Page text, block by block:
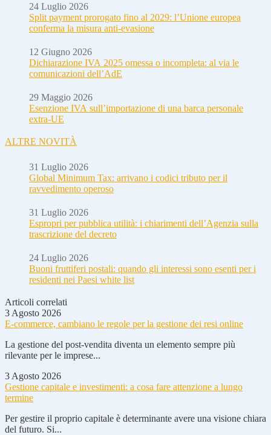
24 Luglio 2026
Split payment prorogato fino al 2029: l’Unione europea
conferma la misura anti-evasione
12 Giugno 2026
Dichiarazione IVA 2025 omessa o incompleta: al via le
comunicazioni dell’AdE
29 Maggio 2026
Esenzione IVA sull’importazione di una barca personale
extra-UE
ALTRE NOVITÀ
31 Luglio 2026
Global Minimum Tax: arrivano i codici tributo per il
ravvedimento operoso
31 Luglio 2026
Espropri per pubblica utilità: i chiarimenti dell’Agenzia sulla
trascrizione del decreto
24 Luglio 2026
Buoni fruttiferi postali: quando gli interessi sono esenti per i
residenti nei Paesi white list
Articoli correlati
3 Agosto 2026
E-commerce, cambiano le regole per la gestione dei resi online
La gestione del post-vendita diventa un elemento sempre più
rilevante per le imprese...
3 Agosto 2026
Gestione capitale e investimenti: a cosa fare attenzione a lungo
termine
Per gestire il proprio capitale è determinante avere una visione chiara
del futuro. Si...